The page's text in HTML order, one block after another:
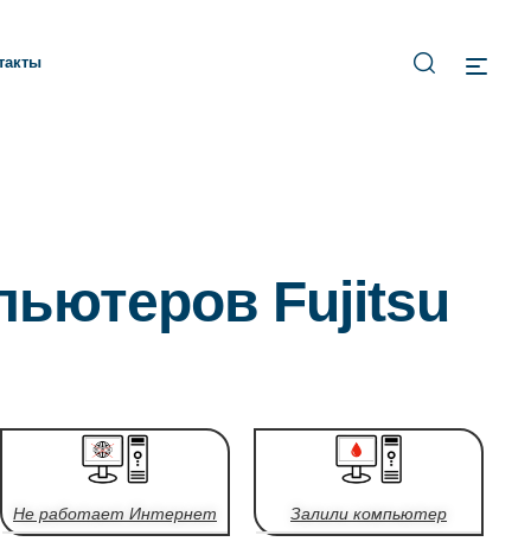
Fujitsu
Не работает Интернет Залили компьютер